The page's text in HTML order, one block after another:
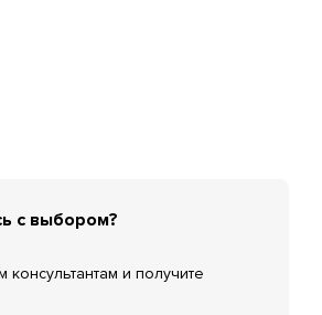
с выбором?
и получите